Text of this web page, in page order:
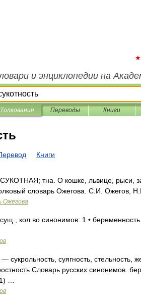
и энциклопедии на
Толкования Переводы Книги
Книги
тна. О кошке, львице, рыси,
словарь Ожегова. С.И. Ожегов,
Ожегова
кол во синонимов: 1 •
— сукрольность, суягность, стельность,
Словарь русских синонимов.
…